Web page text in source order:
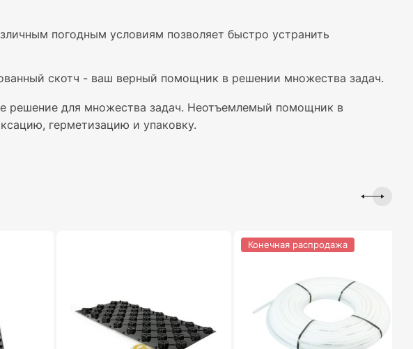
погодным условиям позволяет быстро устранить
скотч - ваш верный помощник в решении множества задач.
решение для множества задач. Неотъемлемый помощник в
герметизацию и упаковку.
Конечная распродажа